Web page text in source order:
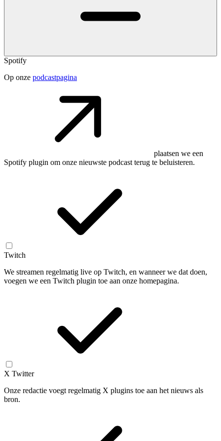
Spotify
Op onze podcastpagina
plaatsen we een
Spotify plugin om onze nieuwste podcast terug te beluisteren.
Twitch
We streamen regelmatig live op Twitch, en wanneer we dat doen,
voegen we een Twitch plugin toe aan onze homepagina.
X Twitter
Onze redactie voegt regelmatig X plugins toe aan het nieuws als
bron.